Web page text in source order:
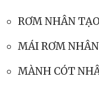
RƠM NHÂN TẠO
MÁI RƠM
MÀNH CÓT